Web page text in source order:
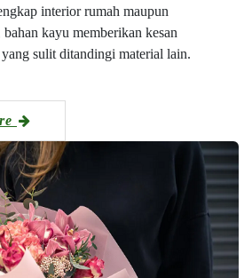
interior rumah maupun
kayu memberikan kesan
sulit ditandingi material lain.